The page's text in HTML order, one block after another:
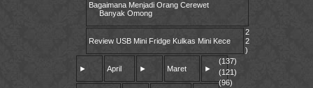
Bagaimana Menjadi Orang Cerewet
Banyak Omong
Review USB Mini Fridge Kulkas Mini Kece
► April ► Maret ►
2
2
)
(137)
(121)
(96)